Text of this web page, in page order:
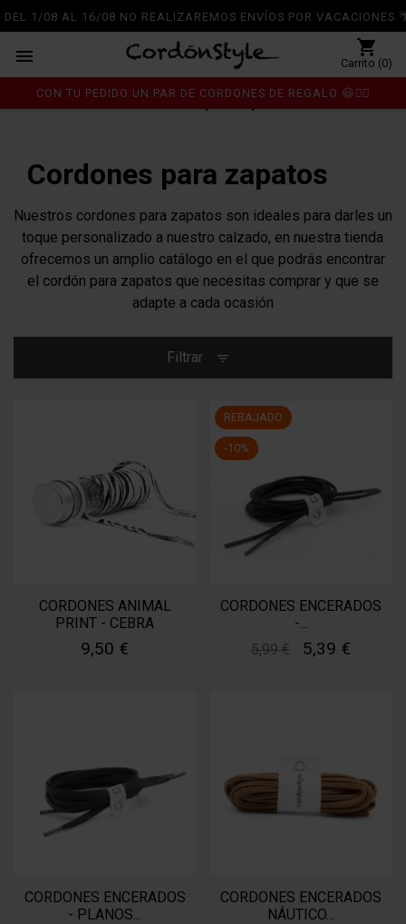
DEL 1/08 AL 16/08 NO REALIZAREMOS ENVÍOS POR VACACIONES
shopping_cart
Carrito (0)

CON TU PEDIDO UN PAR DE CORDONES DE REGALO 😃👍🏼
Cordones para zapatos
Nuestros cordones para zapatos son ideales para darles un
toque personalizado a nuestro calzado, en nuestra tienda
ofrecemos un amplio catálogo en el que podrás encontrar
el cordón para zapatos que necesitas comprar y que se
adapte a cada ocasión
Filtrar filter_list
CORDONES ANIMAL
PRINT - CEBRA
9,50 €
CORDONES ENCERADOS
-...
5,99 €
5,39 €
REBAJADO
-10%
CORDONES ENCERADOS
- PLANOS...
CORDONES ENCERADOS
NÁUTICO...